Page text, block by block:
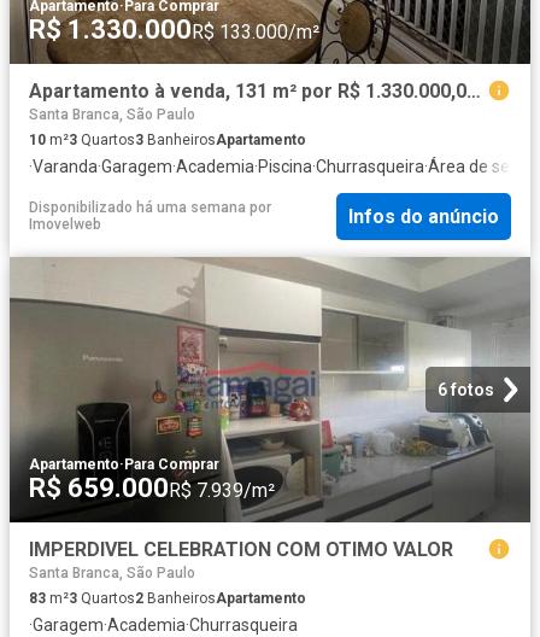
Apartamento· Para Comprar
R$ 1.330.000R$ 133.000/m²
Apartamento à venda, 131 m² por R$ 1.330.000,00 Jardim das Indústrias São Jo
Santa Branca, São Paulo
10 m²3 Quartos3 BanheirosApartamento
·Varanda·Garagem·Academia·Piscina·Churrasqueira·Área de
Disponibilizado há uma semana por
Imovelweb
Infos do anúncio
6 fotos
Apartamento· Para Comprar
R$ 659.000R$ 7.939/m²
IMPERDIVEL CELEBRATION COM OTIMO VALOR
Santa Branca, São Paulo
83 m²3 Quartos2 BanheirosApartamento
·Garagem·Academia·Churrasqueira